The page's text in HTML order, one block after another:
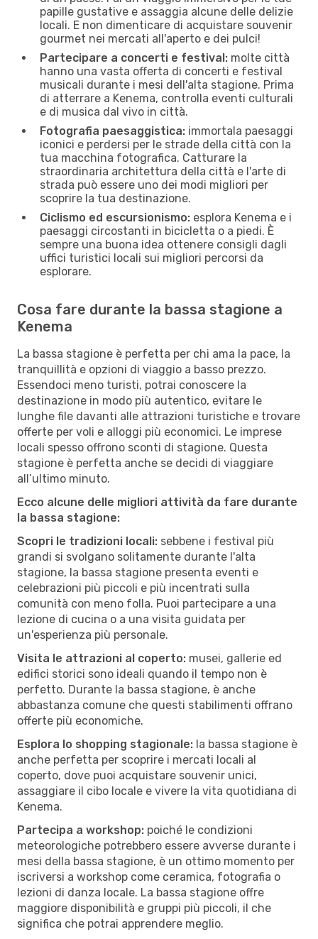
papille gustative e assaggia alcune delle delizie
locali. E non dimenticare di acquistare souvenir
gourmet nei mercati all'aperto e dei pulci!
Partecipare a concerti e festival: molte città
hanno una vasta offerta di concerti e festival
musicali durante i mesi dell'alta stagione. Prima
di atterrare a Kenema, controlla eventi culturali
e di musica dal vivo in città.
Fotografia paesaggistica: immortala paesaggi
iconici e perdersi per le strade della città con la
tua macchina fotografica. Catturare la
straordinaria architettura della città e l'arte di
strada può essere uno dei modi migliori per
scoprire la tua destinazione.
Ciclismo ed escursionismo: esplora Kenema e i
paesaggi circostanti in bicicletta o a piedi. È
sempre una buona idea ottenere consigli dagli
uffici turistici locali sui migliori percorsi da
esplorare.
Cosa fare durante la bassa stagione a
Kenema
La bassa stagione è perfetta per chi ama la pace, la
tranquillità e opzioni di viaggio a basso prezzo.
Essendoci meno turisti, potrai conoscere la
destinazione in modo più autentico, evitare le
lunghe file davanti alle attrazioni turistiche e trovare
offerte per voli e alloggi più economici. Le imprese
locali spesso offrono sconti di stagione. Questa
stagione è perfetta anche se decidi di viaggiare
all’ultimo minuto.
Ecco alcune delle migliori attività da fare durante
la bassa stagione:
Scopri le tradizioni locali: sebbene i festival più
grandi si svolgano solitamente durante l'alta
stagione, la bassa stagione presenta eventi e
celebrazioni più piccoli e più incentrati sulla
comunità con meno folla. Puoi partecipare a una
lezione di cucina o a una visita guidata per
un'esperienza più personale.
Visita le attrazioni al coperto: musei, gallerie ed
edifici storici sono ideali quando il tempo non è
perfetto. Durante la bassa stagione, è anche
abbastanza comune che questi stabilimenti offrano
offerte più economiche.
Esplora lo shopping stagionale: la bassa stagione è
anche perfetta per scoprire i mercati locali al
coperto, dove puoi acquistare souvenir unici,
assaggiare il cibo locale e vivere la vita quotidiana di
Kenema.
Partecipa a workshop: poiché le condizioni
meteorologiche potrebbero essere avverse durante i
mesi della bassa stagione, è un ottimo momento per
iscriversi a workshop come ceramica, fotografia o
lezioni di danza locale. La bassa stagione offre
maggiore disponibilità e gruppi più piccoli, il che
significa che potrai apprendere meglio.